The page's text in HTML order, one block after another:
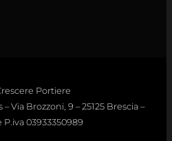
Portiere
Via Brozzoni, 9 – 25125 Brescia –
P.iva 03933350989